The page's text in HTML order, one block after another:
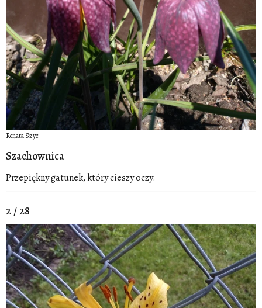
Renata Szyc
Szachownica
Przepiękny gatunek, który cieszy oczy.
2 / 28